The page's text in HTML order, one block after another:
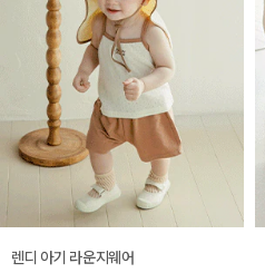
렌디 아기 라운지웨어